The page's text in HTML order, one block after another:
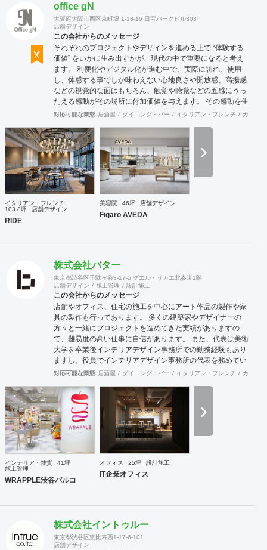
office gN
大阪府大阪市西区京町堀 1-18-16 日宝パークビル303
店舗デザイン
この会社からのメッセージ
それぞれのプロジェクトやデザインを進める上で “体験する
価値” をいかに生み出すかが、現代の中で重要になると考え
ます。 利便化やデジタル化が進む中で、実際に訪れ、使用
し、体感する事でしか味わえない心地良さや開放感、高揚感
などの視覚的な面はもちろん、触覚や聴覚などの五感にうっ
たえる感動がその場所に付加価値を与えます。 その感動を生
み出し、他には無い価値を持った空間や物へと変化させる事
の元に、クライアントとの対話を重ねる事でプロジェクトの
根幹を定め、システムやレイアウトの面から構想を練り、環
境や条件、コストに合わせて具現化します。 飲食業をはじめ
とした多様なジャンルの商業デザインを手掛けている強みを
活かし、美しいだけでは無い心躍るデザインと従来の形態に
囚われない個性を持った提案をさせて頂きます。
対応可能な業態 居酒屋 ダイニング・バー イタリアン・フレンチ カフェ
イタリアン・フレンチ
103.8坪
店舗デザイン
RIDE
美容院 46坪 店舗デザイン
Figaro AVEDA
株式会社バター
東京都渋谷区千駄ヶ谷3-17-5 グエル・サカエ北参道1階
店舗デザイン
施工管理 設計施工
この会社からのメッセージ
店舗やオフィス、住宅の施工を中心にアート作品の製作や家
具の製作も行っております。 多くの建築家やデザイナーの
方々と一緒にプロジェクトを進めてきた実績がありますの
で、難易度の高い仕事に自信があります。 また、代表は美術
大学を卒業後インテリアデザイン事務所での勤務経験もあり
ますし、役員でインテリアデザイン事務所の代表を務めてい
る者もおり、社内に4名のデザイナーを有しています。 現場
が回らない際は代表自信も現場に出ますので、社内で5名と
専属の外注監理1名の6名で物件規模や内容に応じて割り当て
ています。 さらに自社で木工職人を抱えており、内装工事に
おいて大きなボリュームを締める木工家具の製作には質、量
ともに自信を持っております。 その他、自社で飲食店を経営
しており業態の開発やレシピ提供、仕入先のコーディネー
い様々な引き合いがあります。 大手企業の新業態開発の際の
社外プロジェクトメンバーとしてノウハウ提供などの実績も
対応可能な業態 居酒屋 ダイニング・バー イタリアン・フレンチ カフェ
インテリア・雑貨
41坪
施工管理
WRAPPLE渋谷パルコ
オフィス 25坪 設計施工
IT企業オフィス
株式会社イントゥルー
東京都渋谷区恵比寿西1-17-6-101
店舗デザイン